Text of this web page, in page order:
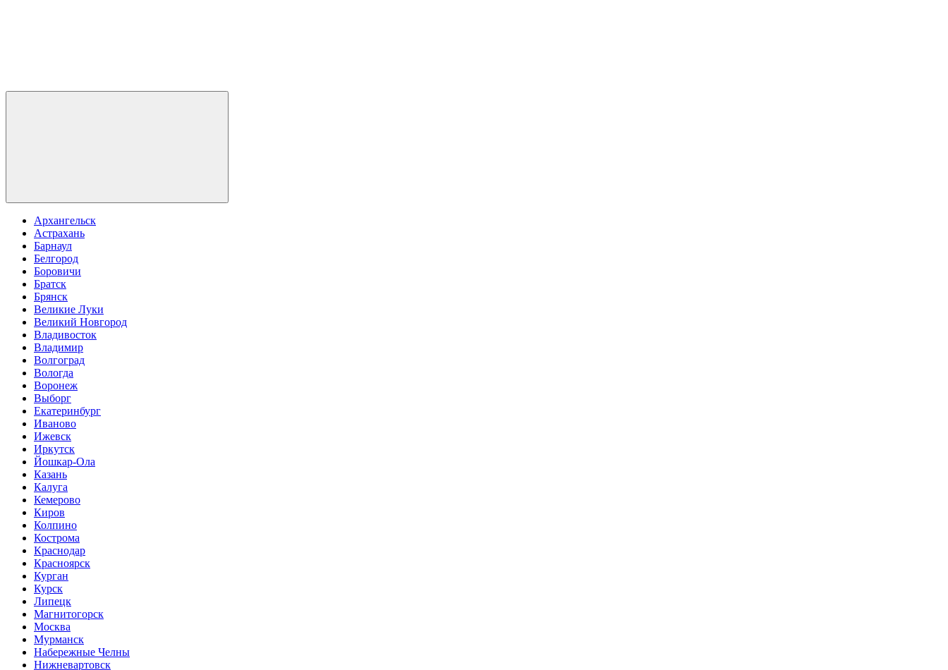
Архангельск
Астрахань
Барнаул
Белгород
Боровичи
Братск
Брянск
Великие Луки
Великий Новгород
Владивосток
Владимир
Волгоград
Вологда
Воронеж
Выборг
Екатеринбург
Иваново
Ижевск
Иркутск
Йошкар-Ола
Казань
Калуга
Кемерово
Киров
Колпино
Кострома
Краснодар
Красноярск
Курган
Курск
Липецк
Магнитогорск
Москва
Мурманск
Набережные Челны
Нижневартовск